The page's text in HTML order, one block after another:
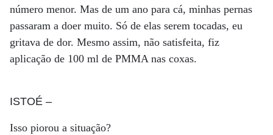
número menor. Mas de um ano para cá, minhas pernas
passaram a doer muito. Só de elas serem tocadas, eu
gritava de dor. Mesmo assim, não satisfeita, fiz
aplicação de 100 ml de PMMA nas coxas.
ISTOÉ –
Isso piorou a situação?